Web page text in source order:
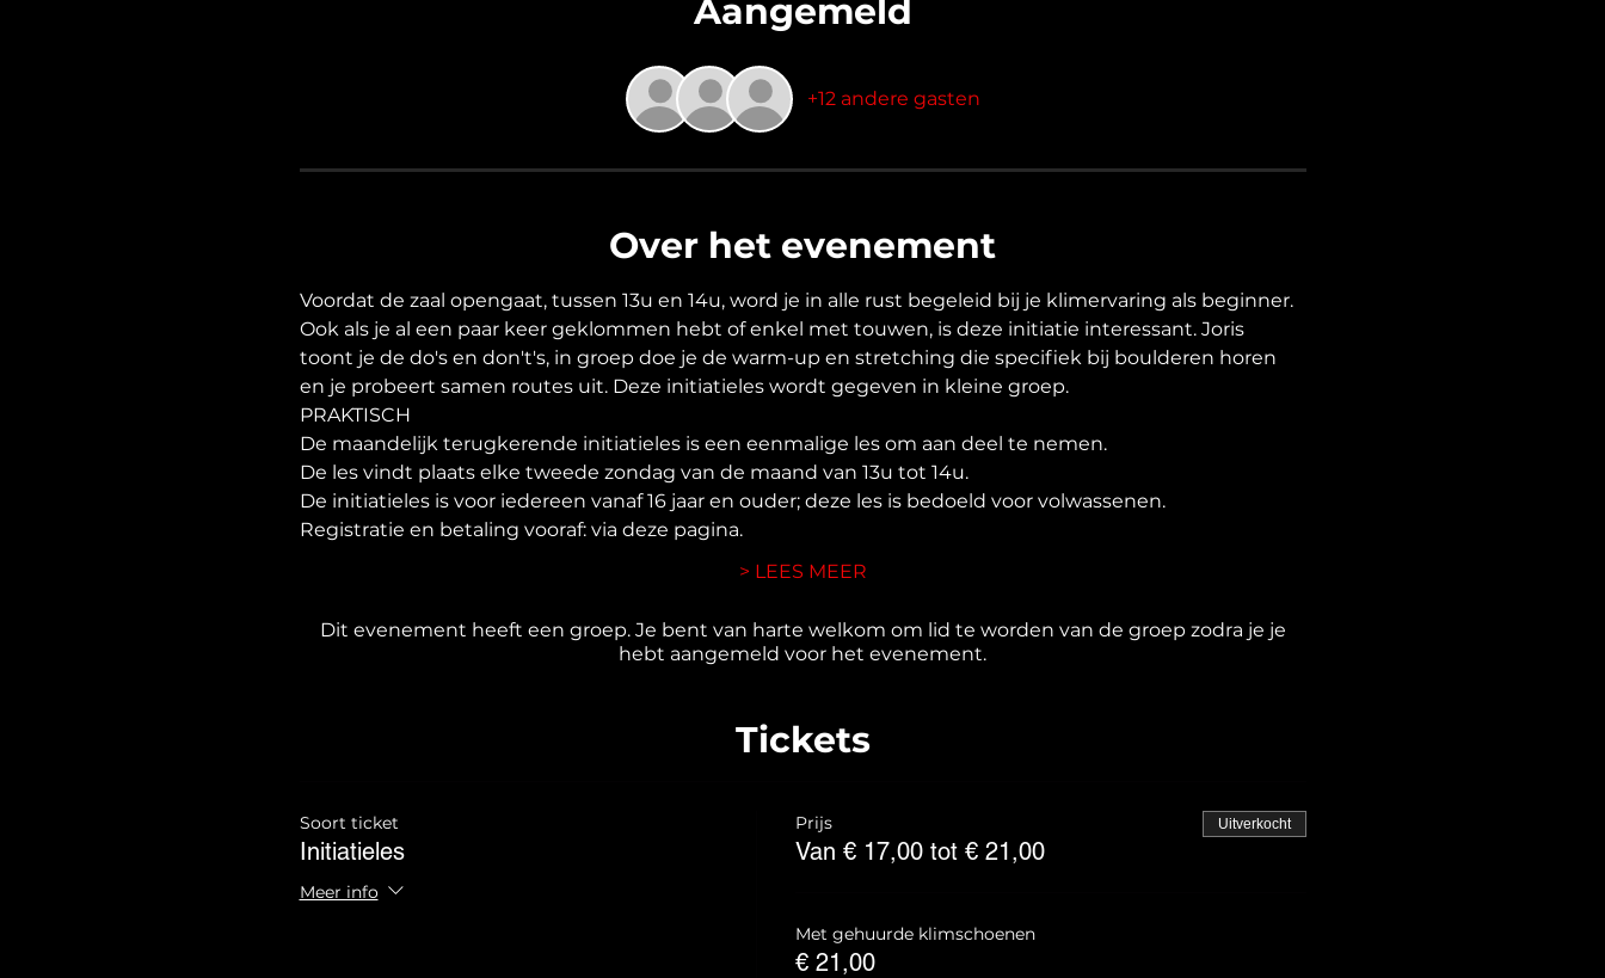
Aangemeld
+12 andere gasten
Over het evenement
Voordat de zaal opengaat, tussen 13u en 14u, word je in alle rust begeleid bij je klimervaring als beginner.
Ook als je al een paar keer geklommen hebt of enkel met touwen, is deze initiatie interessant. Joris
toont je de do's en don't's, in groep doe je de warm-up en stretching die specifiek bij boulderen horen
en je probeert samen routes uit. Deze initiatieles wordt gegeven in kleine groep.
PRAKTISCH
De maandelijk terugkerende initiatieles is een eenmalige les om aan deel te nemen.
De les vindt plaats elke tweede zondag van de maand van 13u tot 14u.
De initiatieles is voor iedereen vanaf 16 jaar en ouder; deze les is bedoeld voor volwassenen.
Registratie en betaling vooraf: via deze pagina.
> LEES MEER
Dit evenement heeft een groep. Je bent van harte welkom om lid te worden van de groep zodra je je
hebt aangemeld voor het evenement.
Tickets
Soort ticket
Initiatieles
Meer info
Prijs
Van € 17,00 tot € 21,00
Uitverkocht
Met gehuurde klimschoenen
€ 21,00